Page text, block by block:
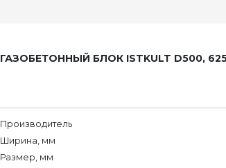
ГАЗОБЕТОННЫЙ БЛОК ISTKULT D500,
Производитель
Ширина, мм
Размер, мм